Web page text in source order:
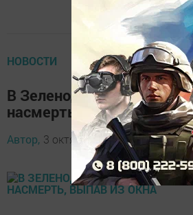
НОВОСТИ
В Зеленодольске
насмерть, выпав из окна
Автор, 3 октября 2014 - 03:57